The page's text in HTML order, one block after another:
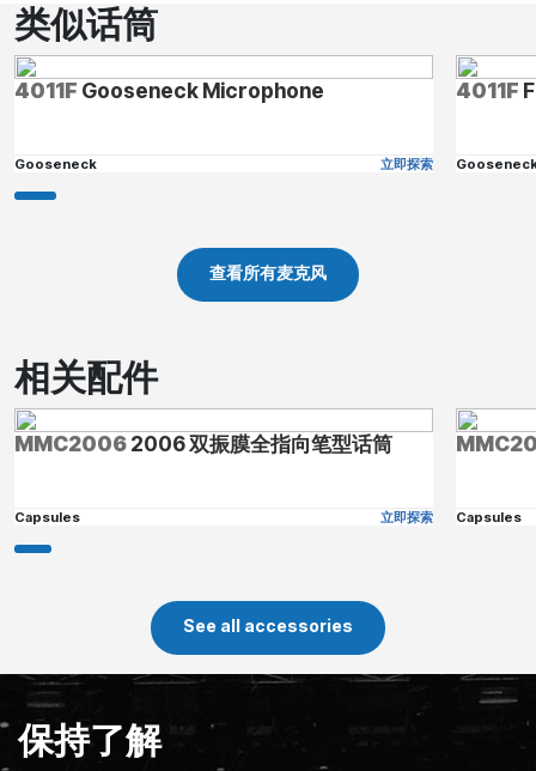
类似话筒
4011F Gooseneck Microphone
Gooseneck 立即探索
4011F
查看所有麦克风
相关配件
MMC20062006 双振膜全指向笔型话筒
Capsules 立即探索 Capsules
See all accessories
保持了解